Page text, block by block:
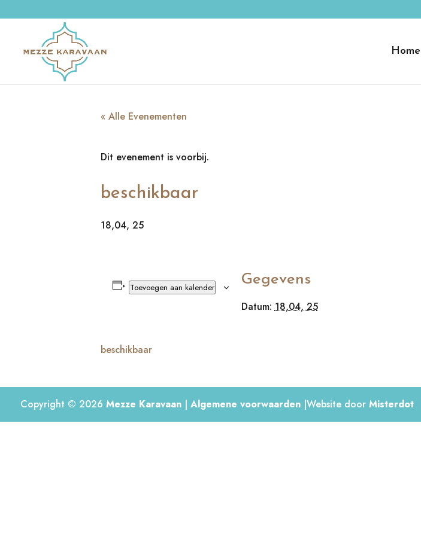
Home
« Alle Evenementen
Dit evenement is voorbij.
beschikbaar
18,04, 25
Toevoegen aan kalender Gegevens
Datum: 18,04, 25
beschikbaar
Copyright © 2026 Mezze Karavaan| Algemene voorwaarden|Website door Misterdot